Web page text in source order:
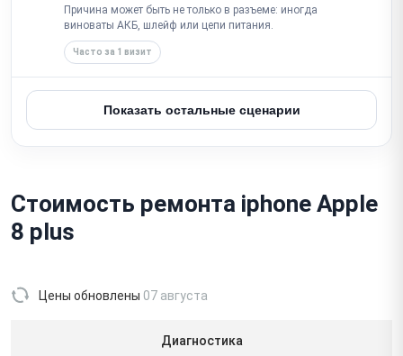
Причина может быть не только в разъеме: иногда
виноваты АКБ, шлейф или цепи питания.
Часто за 1 визит
Показать остальные сценарии
Стоимость ремонта iphone Apple
8 plus
Цены обновлены 07 августа
Диагностика